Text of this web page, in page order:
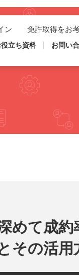
ン 免許取得をお
立ち資料 お問い
めて成約
その活用